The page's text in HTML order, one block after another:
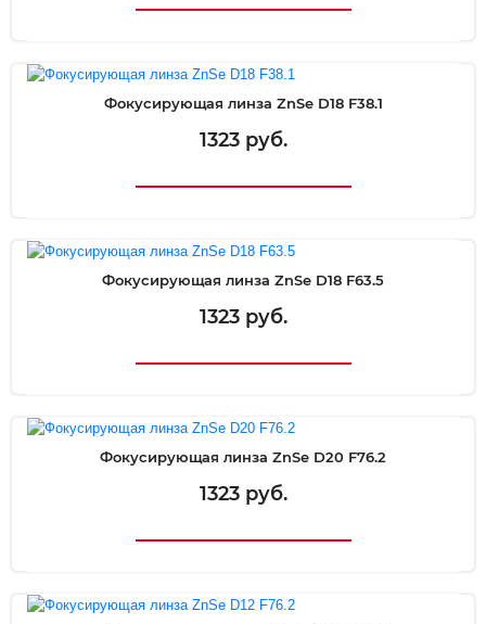
Фокусирующая линза ZnSe D18 F38.1
1323 руб.
Фокусирующая линза ZnSe D18 F63.5
1323 руб.
Фокусирующая линза ZnSe D20 F76.2
1323 руб.